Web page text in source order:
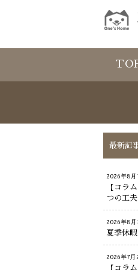
最新記
2026年8月
【コラ
つの工夫
2026年8月
夏季休
2026年7月
【コラ